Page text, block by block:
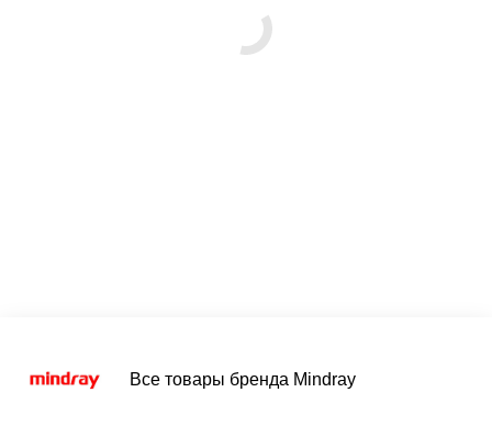
Все товары бренда Mindray